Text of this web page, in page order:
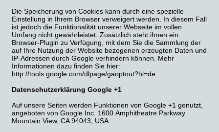
Die Speicherung von Cookies kann durch eine spezielle
Einstellung in Ihrem Browser verweigert werden. In diesem Fall
ist jedoch die Funktionalität unserer Webseite im vollen
Umfang nicht gewährleistet. Zusätzlich steht ihnen ein
Browser-Plugin zu Verfügung, mit dem Sie die Sammlung der
auf Ihre Nutzung der Website bezogenen erzeugten Daten und
IP-Adressen durch Google verhindern können. Mehr
Informationen dazu finden Sie hier:
http://tools.google.com/dlpage/gaoptout?hl=de
Datenschutzerklärung Google +1
Auf unsere Seiten werden Funktionen von Google +1 genutzt,
angeboten von Google Inc. 1600 Amphitheatre Parkway
Mountain View, CA 94043, USA.